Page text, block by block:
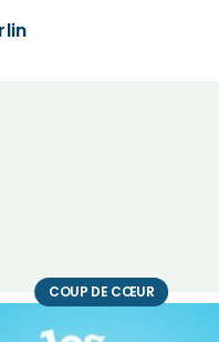
COUP DE CŒUR